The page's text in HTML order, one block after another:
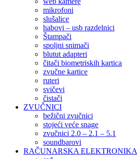
mikrofoni
slušalice
habovi – usb razdelnici
Štampači
spoljni snimači
blutut adapteri
čitači biometriskih kartica
zvučne kartice
ruteri
svičevi
čistači
ZVUČNICI
bežični zvučnici
stojeći veće snage
zvučnici 2.0 – 2.1 – 5.1
soundbarovi
RAČUNARSKA ELEKTRONIKA